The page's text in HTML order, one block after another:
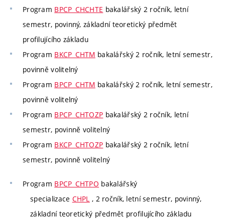
Program BPCP_CHCHTE bakalářský 2 ročník, letní
semestr, povinný, základní teoretický předmět
profilujícího základu
Program BKCP_CHTM bakalářský 2 ročník, letní semestr,
povinně volitelný
Program BPCP_CHTM bakalářský 2 ročník, letní semestr,
povinně volitelný
Program BPCP_CHTOZP bakalářský 2 ročník, letní
semestr, povinně volitelný
Program BKCP_CHTOZP bakalářský 2 ročník, letní
semestr, povinně volitelný
Program BPCP_CHTPO bakalářský
specializace CHPL , 2 ročník, letní semestr, povinný,
základní teoretický předmět profilujícího základu